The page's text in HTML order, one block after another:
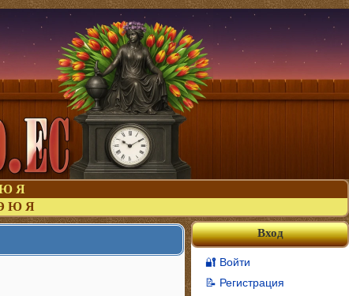
Я
Ю Я
Вход
🔐 Войти
📝 Регистрация